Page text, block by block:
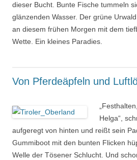
dieser Bucht. Bunte Fische tummeln
glänzenden Wasser. Der grüne
an diesem frühen Morgen mit dem
Wette. Ein kleines Paradies.
Von Pferdeäpfeln und
Helga“,
aufgeregt von hinten und reißt sein
Gummiboot mit den bunten Flicken
Welle der Tösener Schlucht. Und